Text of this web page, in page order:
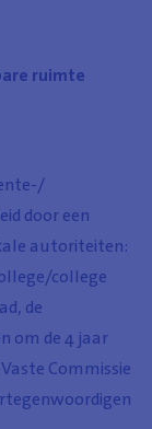
ruimte
door een
autoriteiten:
college
de
om de 4 jaar
Commissie